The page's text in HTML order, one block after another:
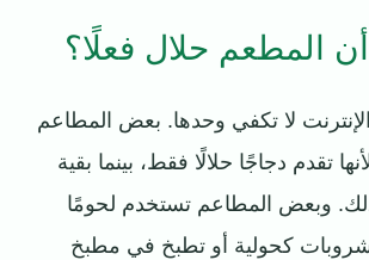
المطعم حلال فعلًا؟
لا تكفي وحدها. بعض المطاعم
تقدم دجاجًا حلالًا فقط، بينما بقية
وبعض المطاعم تستخدم لحومًا
مشروبات كحولية أو تطبخ في مطبخ